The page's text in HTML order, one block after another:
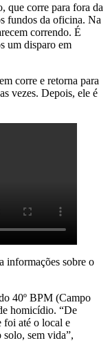
que corre para fora da
fundos da oficina. Na
correndo. É
um disparo em
corre e retorna para
vezes. Depois, ele é
informações sobre o
40º BPM (Campo
homicídio. “De
foi até o local e
sem vida”,